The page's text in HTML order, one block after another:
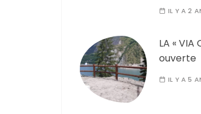
IL Y A 2
LA « VIA
ouverte
IL Y A 5